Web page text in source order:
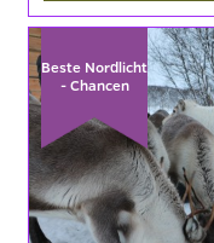
Beste Nordlicht
- Chancen